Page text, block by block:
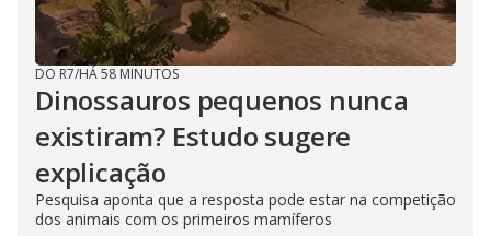
DO R7/HÁ 58 MINUTOS
Dinossauros pequenos nunca
existiram? Estudo sugere
explicação
Pesquisa aponta que a resposta pode estar na competição
dos animais com os primeiros mamíferos